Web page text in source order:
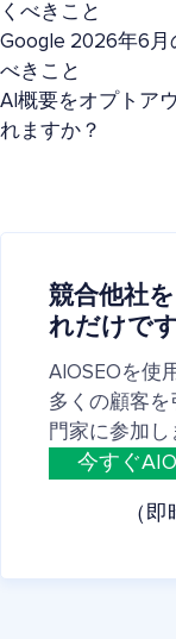
くべきこと
Google 2026年6月
べきこと
AI概要をオプトア
れますか？
競合他社
れだけです
AIOSEOを使
多くの顧客
門家に参加し
今すぐ
（